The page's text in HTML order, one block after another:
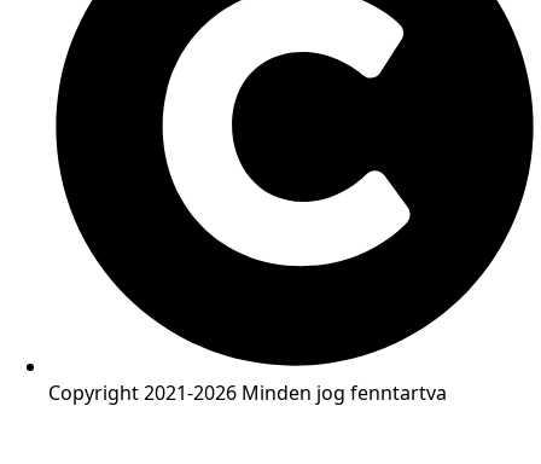
Copyright 2021-2026 Minden jog fenntartva